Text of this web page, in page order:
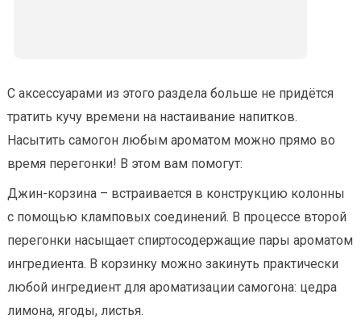
С аксессуарами из этого раздела больше не придётся
тратить кучу времени на настаивание напитков.
Насытить самогон любым ароматом можно прямо во
время перегонки! В этом вам помогут:
Джин-корзина – встраивается в конструкцию колонны
с помощью кламповых соединений. В процессе второй
перегонки насыщает спиртосодержащие пары ароматом
ингредиента. В корзинку можно закинуть практически
любой ингредиент для ароматизации самогона: цедра
лимона, ягоды, листья.